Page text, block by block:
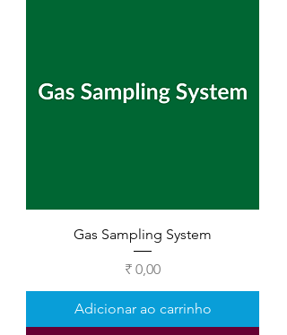
Gas Sampling System
Preço
₹ 0,00
Adicionar ao carrinho